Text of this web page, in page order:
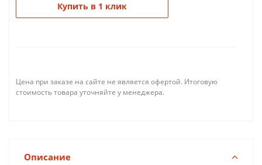
Купить в 1 клик
Цена при заказе на сайте не является офертой. Итоговую
стоимость товара уточняйте у менеджера.
Описание